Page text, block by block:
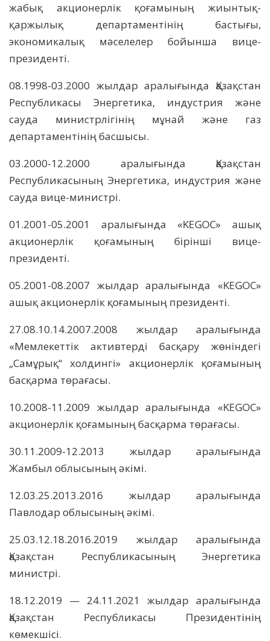
жабық акционерлік қоғамының жиынтық-
қаржылық департаментінің бастығы,
экономикалық мәселелер бойынша вице-
президенті.
08.1998-03.2000 жылдар аралығында Қазақстан
Республикасы Энергетика, индустрия және
сауда министрлігінің мұнай және газ
департаментінің басшысы.
03.2000-12.2000 аралығында Қазақстан
Республикасының Энергетика, индустрия және
сауда вице-министрі.
01.2001-05.2001 аралығында «KEGOC» ашық
акционерлік қоғамының бірінші вице-
президенті.
05.2001-08.2007 жылдар аралығында «KEGOC»
ашық акционерлік қоғамының президенті.
27.08.10.14.2007.2008 жылдар аралығында
«Мемлекеттік активтерді басқару жөніндегі
„Самұрық“ холдингі» акционерлік қоғамының
басқарма төрағасы.
10.2008-11.2009 жылдар аралығында «KEGOC»
акционерлік қоғамының басқарма төрағасы.
30.11.2009-12.2013 жылдар аралығында
Жамбыл облысының әкімі.
12.03.25.2013.2016 жылдар аралығында
Павлодар облысының әкімі.
25.03.12.18.2016.2019 жылдар аралығында
Қазақстан Республикасының Энергетика
министрі.
18.12.2019 — 24.11.2021 жылдар аралығында
Қазақстан Республикасы Президентінің
көмекшісі.